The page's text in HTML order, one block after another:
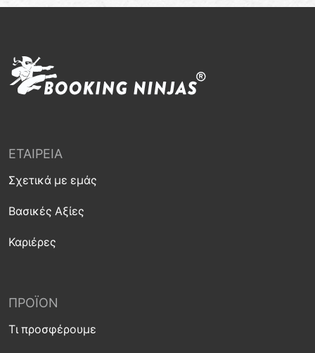
ΕΤΑΙΡΕΊΑ
Σχετικά με εμάς
Βασικές Αξίες
Καριέρες
ΠΡΟΪΌΝ
Τι προσφέρουμε